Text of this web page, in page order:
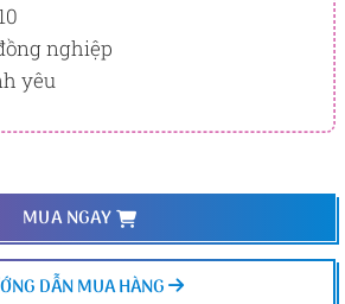
nghiệp
yêu
MUA NGAY
DẪN MUA HÀNG